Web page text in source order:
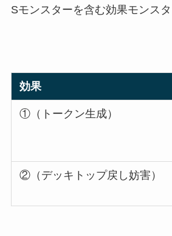
Sモンスターを含む効果モンス
効果
①（トークン生成）
②（デッキトップ戻し妨害）